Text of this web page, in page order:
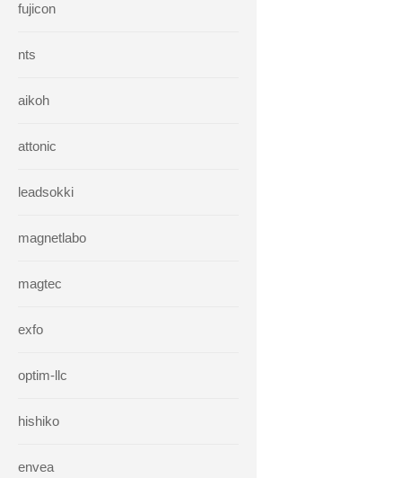
fujicon
nts
aikoh
attonic
leadsokki
magnetlabo
magtec
exfo
optim-llc
hishiko
envea